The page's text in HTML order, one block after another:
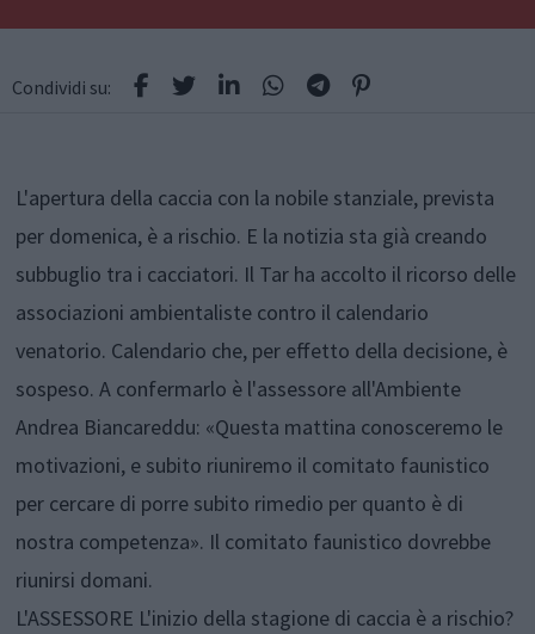
Condividi su:
L'apertura della caccia con la nobile stanziale, prevista
per domenica, è a rischio. E la notizia sta già creando
subbuglio tra i cacciatori. Il Tar ha accolto il ricorso delle
associazioni ambientaliste contro il calendario
venatorio. Calendario che, per effetto della decisione, è
sospeso. A confermarlo è l'assessore all'Ambiente
Andrea Biancareddu: «Questa mattina conosceremo le
motivazioni, e subito riuniremo il comitato faunistico
per cercare di porre subito rimedio per quanto è di
nostra competenza». Il comitato faunistico dovrebbe
riunirsi domani.
L'ASSESSORE L'inizio della stagione di caccia è a rischio?